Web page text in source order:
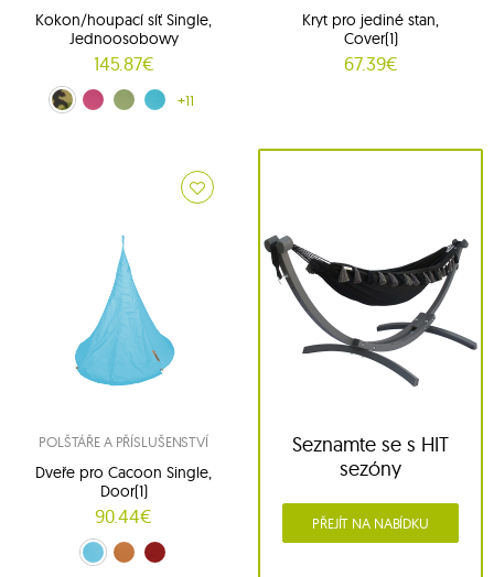
Kokon/houpací síť Single,
Jednoosobowy
145.87€
(CACSC9)
Fuchsia (CACSF11)
Leaf Green (CACSG2)
Turquoise (CACSLB10)
+11
Kryt pro jediné stan,
Cover(1)
67.39€
POLŠTÁŘE A PŘÍSLUŠENSTVÍ
Dveře pro Cacoon Single,
Door(1)
90.44€
Turquoise (CACSDLB10)
Orange Mango (CACSDM3)
Chili Red (CACSDR5)
Seznamte se s HIT
sezóny
PŘEJÍT NA NABÍDKU